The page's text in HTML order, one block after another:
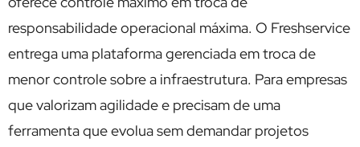
responsabilidade operacional máxima. O Freshservice
entrega uma plataforma gerenciada em troca de
menor controle sobre a infraestrutura. Para empresas
que valorizam agilidade e precisam de uma
ferramenta que evolua sem demandar projetos